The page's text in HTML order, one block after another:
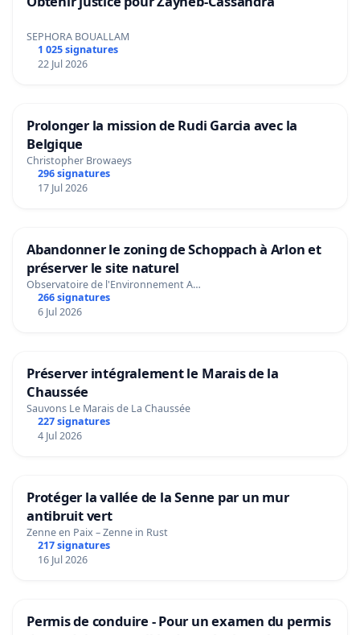
SEPHORA BOUALLAM
1 025 signatures
22 Jul 2026
Prolonger la mission de Rudi Garcia avec la
Belgique
Christopher Browaeys
296 signatures
17 Jul 2026
Abandonner le zoning de Schoppach à Arlon et
préserver le site naturel
Observatoire de l'Environnement A…
266 signatures
6 Jul 2026
Préserver intégralement le Marais de la
Chaussée
Sauvons Le Marais de La Chaussée
227 signatures
4 Jul 2026
Protéger la vallée de la Senne par un mur
antibruit vert
Zenne en Paix – Zenne in Rust
217 signatures
16 Jul 2026
Permis de conduire - Pour un examen du permis